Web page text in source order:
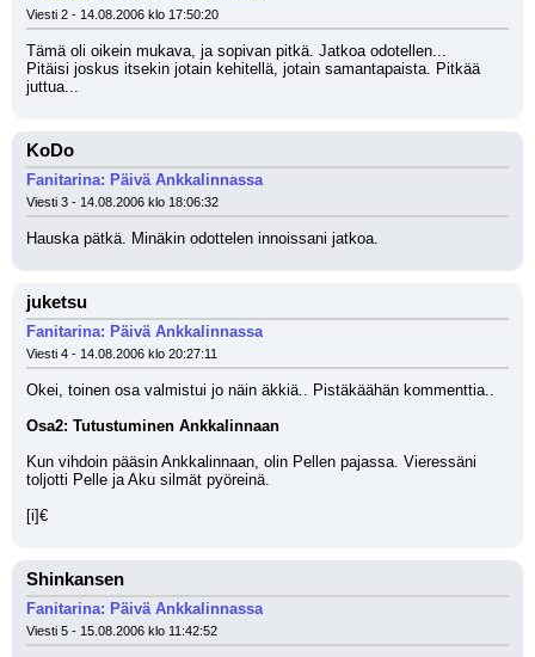
Viesti 2 - 14.08.2006 klo 17:50:20
Tämä oli oikein mukava, ja sopivan pitkä. Jatkoa odotellen...
Pitäisi joskus itsekin jotain kehitellä, jotain samantapaista. Pitkää
juttua...
KoDo
Fanitarina: Päivä Ankkalinnassa
Viesti 3 - 14.08.2006 klo 18:06:32
Hauska pätkä. Minäkin odottelen innoissani jatkoa.
juketsu
Fanitarina: Päivä Ankkalinnassa
Viesti 4 - 14.08.2006 klo 20:27:11
Okei, toinen osa valmistui jo näin äkkiä.. Pistäkäähän kommenttia..
Osa2: Tutustuminen Ankkalinnaan
Kun vihdoin pääsin Ankkalinnaan, olin Pellen pajassa. Vieressäni
toljotti Pelle ja Aku silmät pyöreinä.
[i]€
Shinkansen
Fanitarina: Päivä Ankkalinnassa
Viesti 5 - 15.08.2006 klo 11:42:52